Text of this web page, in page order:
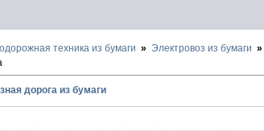
техника из бумаги Электровоз из бумаги
дорога из бумаги